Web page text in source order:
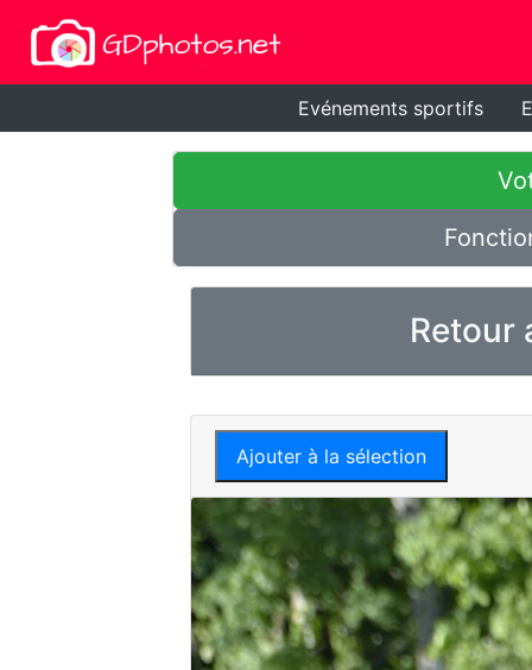
Evénements sportifs
Retour
Ajouter à la sélection